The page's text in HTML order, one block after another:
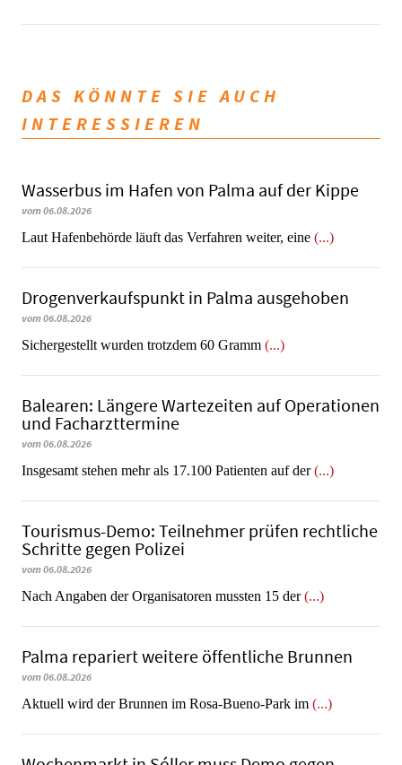
DAS KÖNNTE SIE AUCH
INTERESSIEREN
Wasserbus im Hafen von Palma auf der Kippe
vom 06.08.2026
Laut Hafenbehörde läuft das Verfahren weiter, eine (...)
Dro­gen­ver­kaufs­punkt in Palma ausgehoben
vom 06.08.2026
​​​​​​​Sichergestellt wurden trotzdem 60 Gramm (...)
Balearen: Längere Wartezeiten auf Operationen
und Facharzttermine
vom 06.08.2026
Insgesamt stehen mehr als 17.100 Patienten auf der(...)
Tourismus-Demo: Teilnehmer prüfen rechtliche
Schritte gegen Polizei
vom 06.08.2026
Nach Angaben der Organisatoren mussten 15 der(...)
Palma repariert weitere öffentliche Brunnen
vom 06.08.2026
Aktuell wird der Brunnen im Rosa-Bueno-Park im (...)